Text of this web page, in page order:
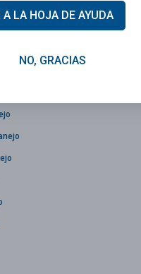
A LA HOJA DE AYUDA
NO, GRACIAS